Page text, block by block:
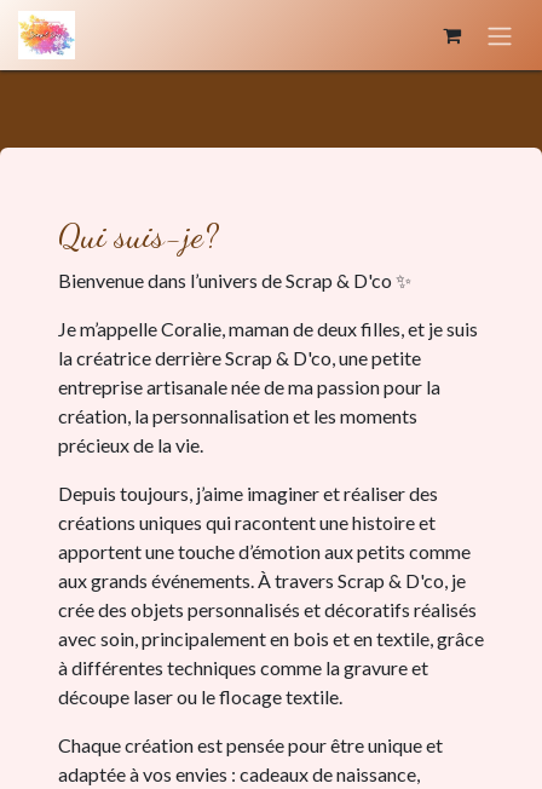
Se rendre au contenu
Qui suis-je?
Bienvenue dans l’univers de Scrap & D'co ✨
Je m’appelle Coralie, maman de deux filles, et je suis
la créatrice derrière Scrap & D'co, une petite
entreprise artisanale née de ma passion pour la
création, la personnalisation et les moments
précieux de la vie.
Depuis toujours, j’aime imaginer et réaliser des
créations uniques qui racontent une histoire et
apportent une touche d’émotion aux petits comme
aux grands événements. À travers Scrap & D'co, je
crée des objets personnalisés et décoratifs réalisés
avec soin, principalement en bois et en textile, grâce
à différentes techniques comme la gravure et
découpe laser ou le flocage textile.
Chaque création est pensée pour être unique et
adaptée à vos envies : cadeaux de naissance,